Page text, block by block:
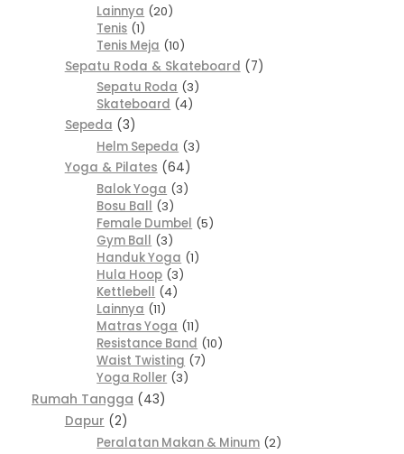
Lainnya 20
Tenis 1
Tenis Meja 10
Sepatu Roda & Skateboard
7
Sepatu Roda 3
Skateboard 4
Sepeda
3
Helm Sepeda 3
Yoga & Pilates
64
Balok Yoga 3
Bosu Ball 3
Female Dumbel 5
Gym Ball 3
Handuk Yoga 1
Hula Hoop 3
Kettlebell 4
Lainnya 11
Matras Yoga 11
Resistance Band 10
Waist Twisting 7
Yoga Roller 3
Rumah Tangga 43
Dapur
2
Peralatan Makan & Minum 2